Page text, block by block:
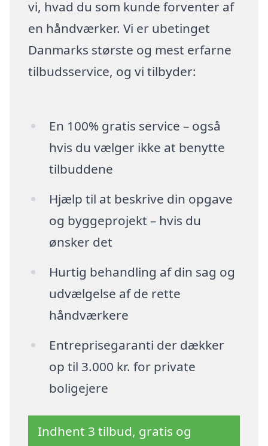
vi, hvad du som kunde forventer af
en håndværker. Vi er ubetinget
Danmarks største og mest erfarne
tilbudsservice, og vi tilbyder:
En 100% gratis service – også
hvis du vælger ikke at benytte
tilbuddene
Hjælp til at beskrive din opgave
og byggeprojekt – hvis du
ønsker det
Hurtig behandling af din sag og
udvælgelse af de rette
håndværkere
Entreprisegaranti der dækker
op til 3.000 kr. for private
boligejere
Indhent 3 tilbud, gratis og